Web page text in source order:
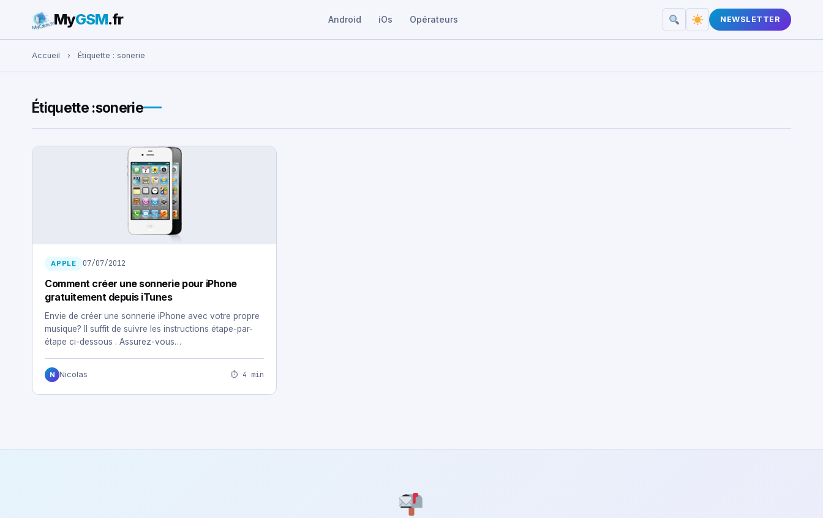
Rechercher :
MyGSM.fr Android iOs Opérateurs NEWSLETTER
Accueil › Étiquette : sonerie
Étiquette :sonerie
APPLE 07/07/2012
Comment créer une sonnerie pour iPhone
gratuitement depuis iTunes
Envie de créer une sonnerie iPhone avec votre propre
musique? Il suffit de suivre les instructions étape-par-
étape ci-dessous . Assurez-vous…
N Nicolas ⏱ 4 min